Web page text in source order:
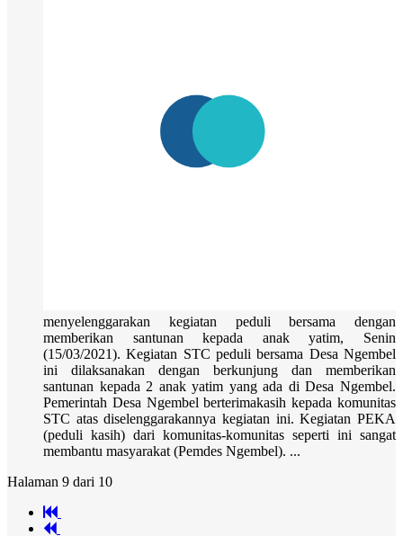
menyelenggarakan kegiatan peduli bersama dengan
memberikan santunan kepada anak yatim, Senin
(15/03/2021). Kegiatan STC peduli bersama Desa Ngembel
ini dilaksanakan dengan berkunjung dan memberikan
santunan kepada 2 anak yatim yang ada di Desa Ngembel.
Pemerintah Desa Ngembel berterimakasih kepada komunitas
STC atas diselenggarakannya kegiatan ini. Kegiatan PEKA
(peduli kasih) dari komunitas-komunitas seperti ini sangat
membantu masyarakat (Pemdes Ngembel). ...
Halaman 9 dari 10